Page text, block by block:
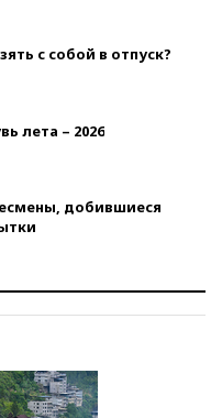
с собой в отпуск?
лета – 2026
добившиеся